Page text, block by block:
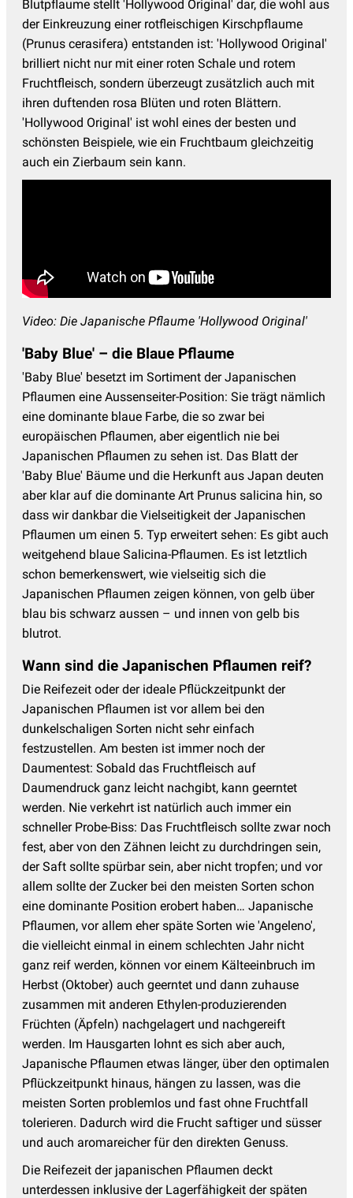
Blutpflaume stellt 'Hollywood Original' dar, die wohl aus
der Einkreuzung einer rotfleischigen Kirschpflaume
(Prunus cerasifera) entstanden ist: 'Hollywood Original'
brilliert nicht nur mit einer roten Schale und rotem
Fruchtfleisch, sondern überzeugt zusätzlich auch mit
ihren duftenden rosa Blüten und roten Blättern.
'Hollywood Original' ist wohl eines der besten und
schönsten Beispiele, wie ein Fruchtbaum gleichzeitig
auch ein Zierbaum sein kann.
Video: Die Japanische Pflaume 'Hollywood Original'
'Baby Blue' – die Blaue Pflaume
'Baby Blue' besetzt im Sortiment der Japanischen
Pflaumen eine Aussenseiter-Position: Sie trägt nämlich
eine dominante blaue Farbe, die so zwar bei
europäischen Pflaumen, aber eigentlich nie bei
Japanischen Pflaumen zu sehen ist. Das Blatt der
'Baby Blue' Bäume und die Herkunft aus Japan deuten
aber klar auf die dominante Art Prunus salicina hin, so
dass wir dankbar die Vielseitigkeit der Japanischen
Pflaumen um einen 5. Typ erweitert sehen: Es gibt auch
weitgehend blaue Salicina-Pflaumen. Es ist letztlich
schon bemerkenswert, wie vielseitig sich die
Japanischen Pflaumen zeigen können, von gelb über
blau bis schwarz aussen – und innen von gelb bis
blutrot.
Wann sind die Japanischen Pflaumen reif?
Die Reifezeit oder der ideale Pflückzeitpunkt der
Japanischen Pflaumen ist vor allem bei den
dunkelschaligen Sorten nicht sehr einfach
festzustellen. Am besten ist immer noch der
Daumentest: Sobald das Fruchtfleisch auf
Daumendruck ganz leicht nachgibt, kann geerntet
werden. Nie verkehrt ist natürlich auch immer ein
schneller Probe-Biss: Das Fruchtfleisch sollte zwar noch
fest, aber von den Zähnen leicht zu durchdringen sein,
der Saft sollte spürbar sein, aber nicht tropfen; und vor
allem sollte der Zucker bei den meisten Sorten schon
eine dominante Position erobert haben… Japanische
Pflaumen, vor allem eher späte Sorten wie 'Angeleno',
die vielleicht einmal in einem schlechten Jahr nicht
ganz reif werden, können vor einem Kälteeinbruch im
Herbst (Oktober) auch geerntet und dann zuhause
zusammen mit anderen Ethylen-produzierenden
Früchten (Äpfeln) nachgelagert und nachgereift
werden. Im Hausgarten lohnt es sich aber auch,
Japanische Pflaumen etwas länger, über den optimalen
Pflückzeitpunkt hinaus, hängen zu lassen, was die
meisten Sorten problemlos und fast ohne Fruchtfall
tolerieren. Dadurch wird die Frucht saftiger und süsser
und auch aromareicher für den direkten Genuss.
Die Reifezeit der japanischen Pflaumen deckt
unterdessen inklusive der Lagerfähigkeit der späten